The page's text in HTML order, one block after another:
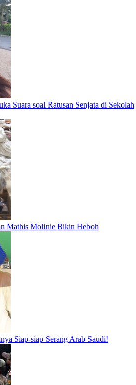
Suara soal Ratusan Senjata di Sekolah
Mathis Molinie Bikin Heboh
Siap-siap Serang Arab Saudi!